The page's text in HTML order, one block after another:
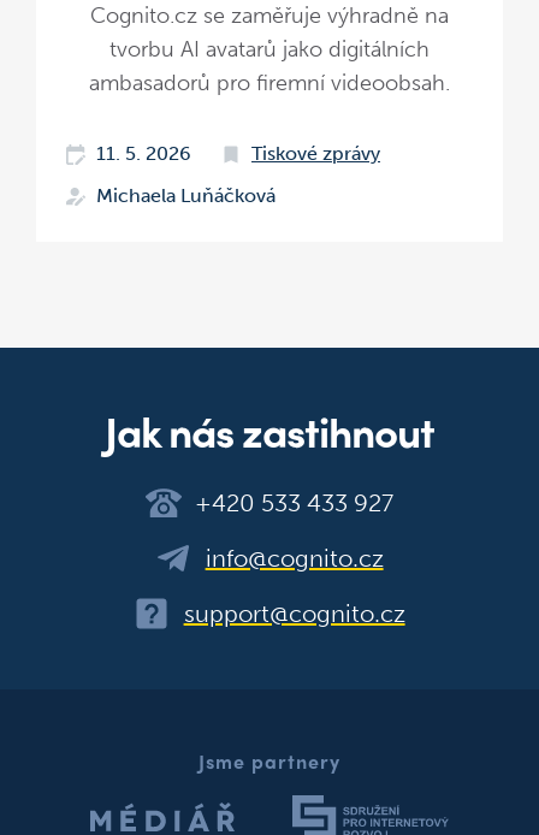
Cognito.cz se zaměřuje výhradně na
tvorbu AI avatarů jako digitálních
ambasadorů pro firemní videoobsah.
11. 5. 2026
Tiskové zprávy
Michaela Luňáčková
Jak nás zastihnout
+420 533 433 927
info@cognito.cz
support@cognito.cz
Jsme partnery